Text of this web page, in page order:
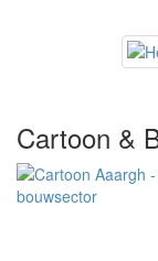
Cartoon &